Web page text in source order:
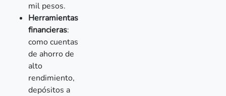
mil pesos.
Herramientas
financieras:
como cuentas
de ahorro de
alto
rendimiento,
depósitos a